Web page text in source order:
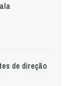
de direção